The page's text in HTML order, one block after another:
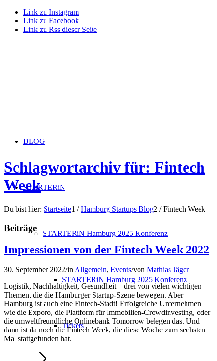
Link zu Instagram
Link zu Facebook
Link zu Rss dieser Seite
BLOG
STARTERiN
STARTERiN Hamburg 2025 Konferenz
STARTERiN Hamburg 2025 Konferenz
Tickets
Schlagwortarchiv für: Fintech
Week
Du bist hier: Startseite1 / Hamburg Startups Blog2 / Fintech Week
Beiträge
Impressionen von der Fintech Week 2022
30. September 2022/inAllgemein, Events/von Mathias Jäger
Logistik, Nachhaltigkeit, Gesundheit – drei von vielen wichtigen
Themen, die die Hamburger Startup-Szene bewegen. Aber
Hamburg ist auch eine Fintech-Stadt! Erfolgreiche Unternehmen
wie die Exporo, die Plattform für Immobilien-Crowdinvesting, oder
die umweltfreundliche Onlinebank Tomorrow belegen das. Und
dann ist da noch die Fintech Week, die diese Woche zum sechsten
Mal stattgefunden hat.